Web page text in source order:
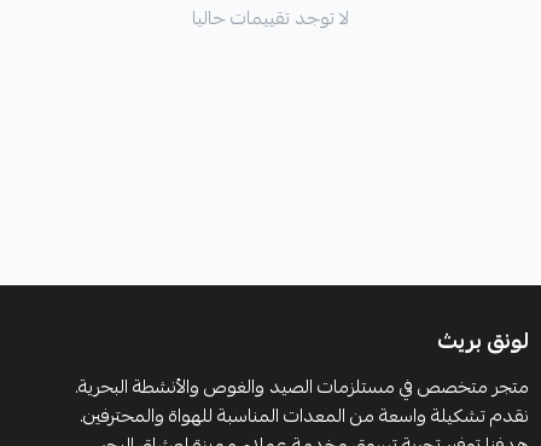
لا توجد تقييمات حاليا
لونق بريث
متجر متخصص في مستلزمات الصيد والغوص والأنشطة البحرية.
نقدم تشكيلة واسعة من المعدات المناسبة للهواة والمحترفين.